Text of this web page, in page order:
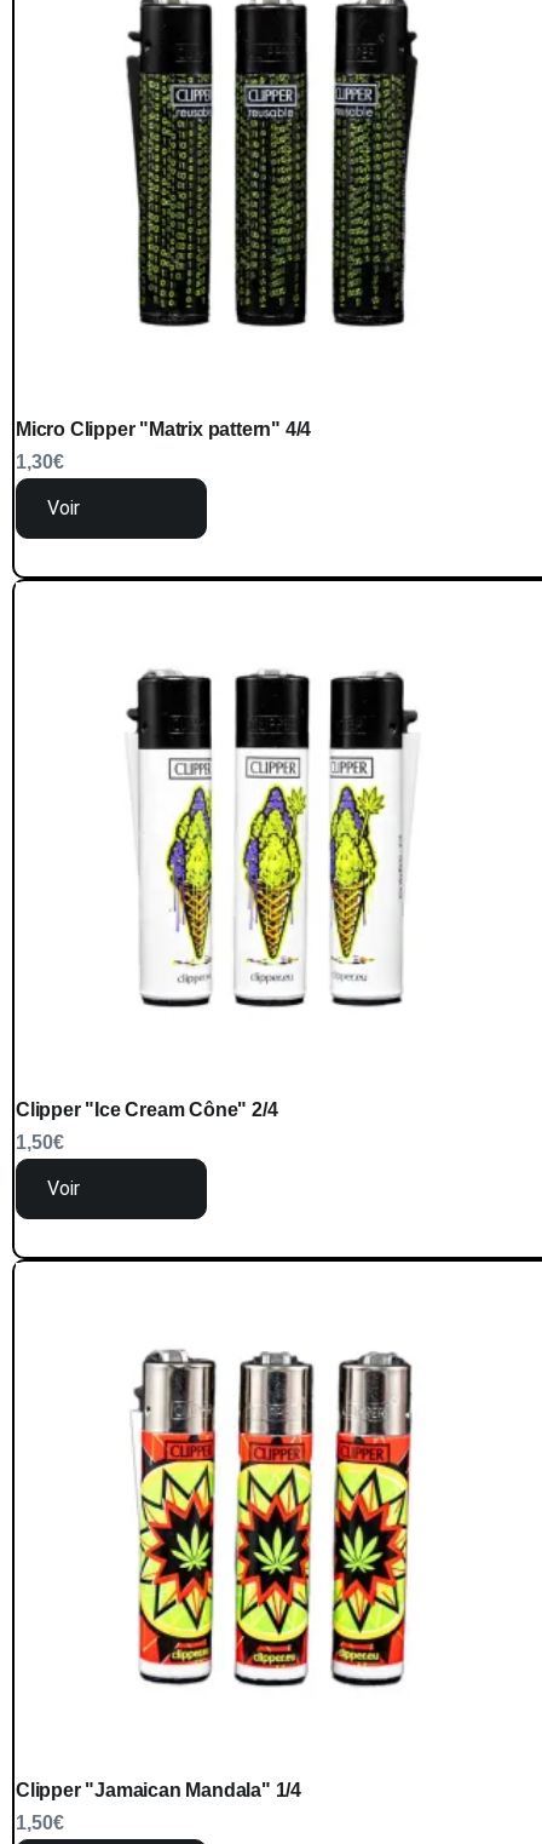
Micro Clipper "Matrix pattern" 4/4
1,30€
Voir
Clipper "Ice Cream Cône" 2/4
1,50€
Voir
Clipper "Jamaican Mandala" 1/4
1,50€